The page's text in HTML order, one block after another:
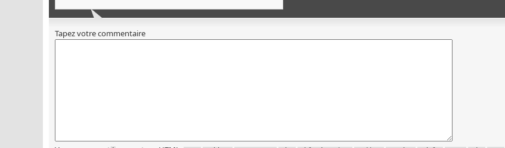
Tapez votre commentaire